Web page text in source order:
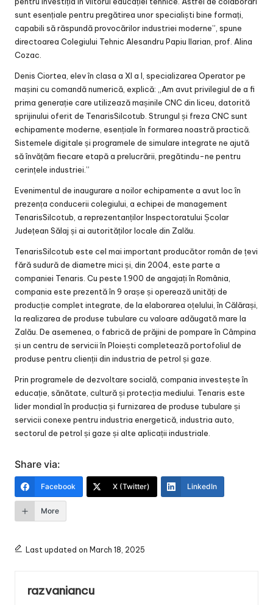
sunt esențiale pentru pregătirea unor specialiști bine formați,
capabili să răspundă provocărilor industriei moderne”, spune
directoarea Colegiului Tehnic Alesandru Papiu Ilarian, prof. Alina
Cozac.
Denis Ciortea, elev în clasa a XI a I, specializarea Operator pe
mașini cu comandă numerică, explică: „Am avut privilegiul de a fi
prima generație care utilizează mașinile CNC din liceu, datorită
sprijinului oferit de TenarisSilcotub. Strungul și freza CNC sunt
echipamente moderne, esențiale în formarea noastră practică.
Sistemele digitale și programele de simulare integrate ne ajută
să învățăm fiecare etapă a prelucrării, pregătindu-ne pentru
cerințele industriei.”
Evenimentul de inaugurare a noilor echipamente a avut loc în
prezența conducerii colegiului, a echipei de management
TenarisSilcotub, a reprezentanților Inspectoratului Școlar
Județean Sălaj și ai autorităților locale din Zalău.
TenarisSilcotub este cel mai important producător român de țevi
fără sudură de diametre mici și, din 2004, este parte a
companiei Tenaris. Cu peste 1.900 de angajați în România,
compania este prezentă în 9 orașe și operează unități de
producție complet integrate, de la elaborarea oțelului, în Călărași,
la realizarea de produse tubulare cu valoare adăugată mare la
Zalău. De asemenea, o fabrică de prăjini de pompare în Câmpina
și un centru de servicii în Ploiești completează portofoliul de
produse pentru clienții din industria de petrol și gaze.
Prin programele de dezvoltare socială, compania investește în
educație, sănătate, cultură și protecția mediului. Tenaris este
lider mondial în producția și furnizarea de produse tubulare și
servicii conexe pentru industria energetică, industria auto,
sectorul de petrol și gaze și alte aplicații industriale.
Share via:
Facebook X (Twitter) LinkedIn
More
Last updated on March 18, 2025
razvaniancu